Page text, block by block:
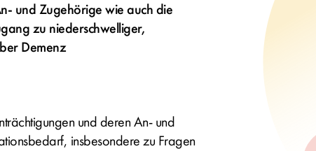
und Zugehörige wie auch die
zu niederschwelliger,
Demenz
und deren An- und
insbesondere zu Fragen